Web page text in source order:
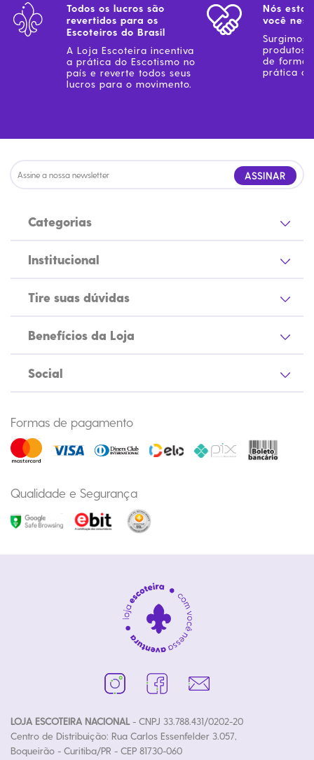
Todos os lucros são
revertidos para os
Escoteiros do Brasil
A Loja Escoteira incentiva
a prática do Escotismo no
país e reverte todos seus
lucros para o movimento.
Nós
você
Surgimos
produtos
de forma
prática
ASSINAR
Categorias
Institucional
Tire suas dúvidas
Benefícios da Loja
Social
Formas de pagamento
Qualidade e Segurança
LOJA ESCOTEIRA NACIONAL- CNPJ 33.788.431/0202-20
Centro de Distribuição: Rua Carlos Essenfelder 3.057,
Boqueirão - Curitiba/PR - CEP 81730-060